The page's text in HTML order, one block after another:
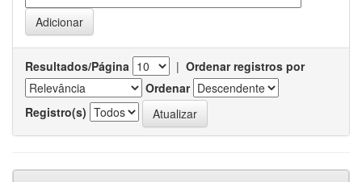
Resultados/Página | Ordenar registros por
Ordenar
Registro(s)